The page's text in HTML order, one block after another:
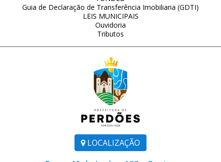
LOCALIZAÇÃO
Guia de Declaração de Transferência Imobiliaria (GDTI)
LEIS MUNICIPAIS
Ouvidoria
Tributos